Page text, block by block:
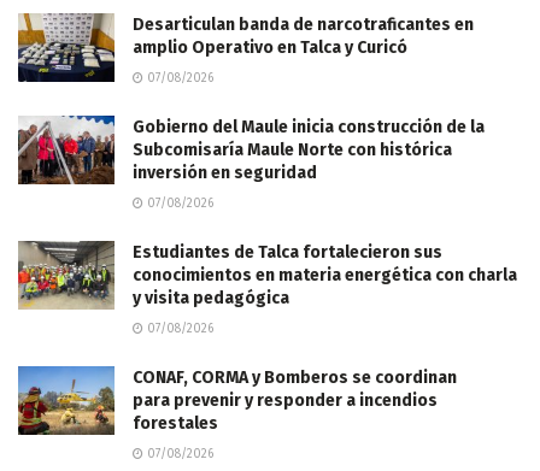
Desarticulan banda de narcotraficantes en
amplio Operativo en Talca y Curicó
07/08/2026
Gobierno del Maule inicia construcción de la
Subcomisaría Maule Norte con histórica
inversión en seguridad
07/08/2026
Estudiantes de Talca fortalecieron sus
conocimientos en materia energética con charla
y visita pedagógica
07/08/2026
CONAF, CORMA y Bomberos se coordinan
para prevenir y responder a incendios
forestales
07/08/2026